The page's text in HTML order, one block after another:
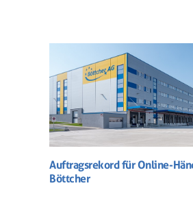
Auftragsrekord für Online-
Böttcher